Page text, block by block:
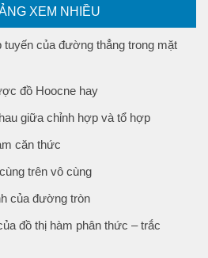
XEM NHIỀU
của đường thẳng trong mặt
đồ Hoocne hay
giữa chỉnh hợp và tổ hợp
căn thức
trên vô cùng
của đường tròn
đồ thị hàm phân thức – trắc